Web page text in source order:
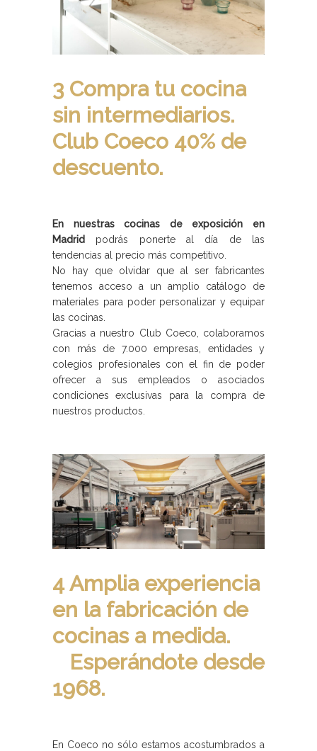
3 Compra tu cocina
sin intermediarios.
Club Coeco 40% de
descuento.
En nuestras cocinas de exposición en
Madrid
podrás ponerte al día de las
tendencias al precio más competitivo.
No hay que olvidar que al ser fabricantes
tenemos acceso a un amplio catálogo de
materiales para poder personalizar y equipar
las cocinas.
Gracias a nuestro Club Coeco, colaboramos
con más de 7.000 empresas, entidades y
colegios profesionales con el fin de poder
ofrecer a sus empleados o asociados
condiciones exclusivas para la compra de
nuestros productos.
4 Amplia experiencia
en la fabricación de
cocinas a medida.
Esperándote desde
1968.
En Coeco no sólo estamos acostumbrados a